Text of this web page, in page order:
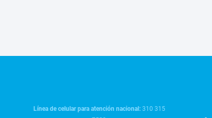
Línea de celular para atención nacional: 310 315